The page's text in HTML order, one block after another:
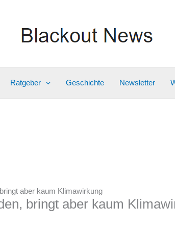
Ratgeber Geschichte Newsletter
aber kaum Klimawirkung
bringt aber kaum